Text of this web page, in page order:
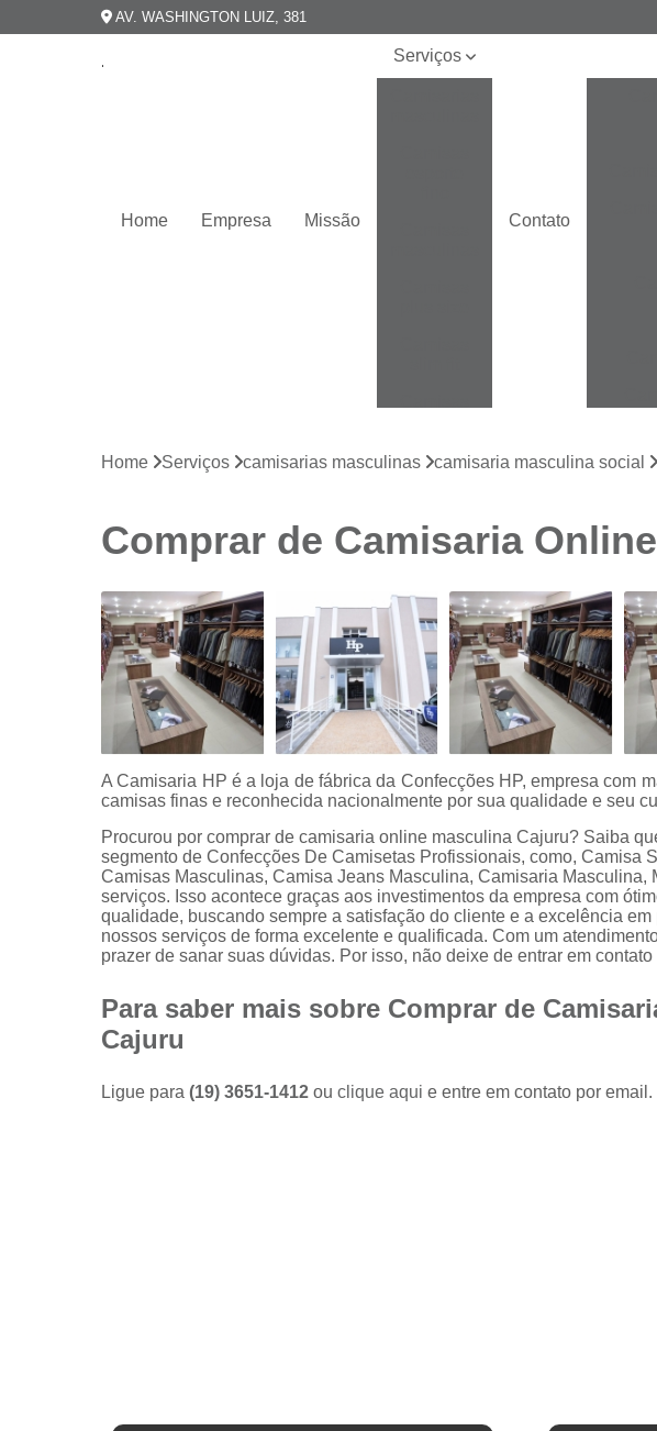
AV. WASHINGTON LUIZ, 381
Home Empresa Missão
Serviços
Camisas
branca
preço
Camisas
sociais
listradas
Camisas
sociais
curta
Camisas
sociais
manga
longa
Camisas
sociais
masculinas
Camisas
sociais
Fábricas
Contato
Home Serviços camisarias masculinas camisaria masculina social
Comprar de Camisaria
A Camisaria HP é a loja de fábrica da Confecções HP, empresa com
camisas finas e reconhecida nacionalmente por sua qualidade e seu
Procurou por comprar de camisaria online masculina Cajuru? Saiba
segmento de Confecções De Camisetas Profissionais, como, Camisa
Camisas Masculinas, Camisa Jeans Masculina, Camisaria Masculina,
serviços. Isso acontece graças aos investimentos da empresa com
qualidade, buscando sempre a satisfação do cliente e a excelência
nossos serviços de forma excelente e qualificada. Com um
prazer de sanar suas dúvidas. Por isso, não deixe de entrar em
Para saber mais sobre Comprar de
Cajuru
Ligue para (19) 3651-1412 ou clique aqui e entre em contato por email.